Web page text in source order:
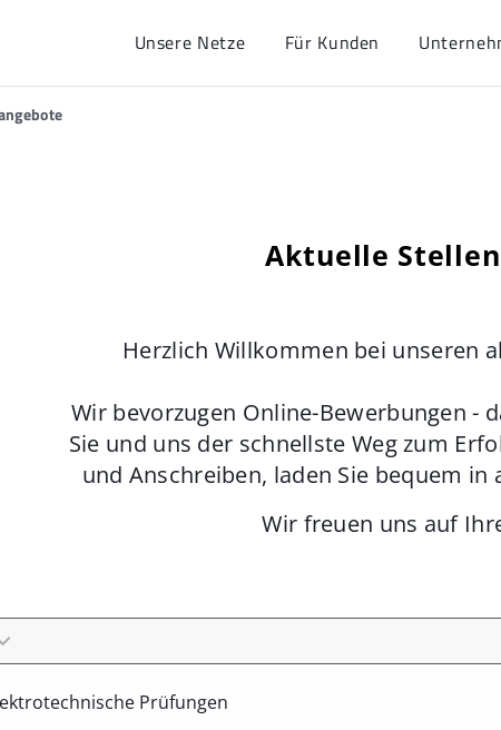
Unsere Netze Für Kunden
Aktuelle
Herzlich Willkommen bei unseren
Wir bevorzugen Online-Bewerbungen -
Sie und uns der schnellste Weg zum
und Anschreiben, laden Sie bequem in
Wir freuen uns auf
Prüfungen